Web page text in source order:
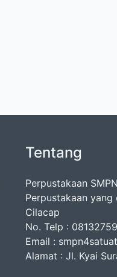
Tentang
Perpustakaan
Perpustakaan yang
Cilacap
No. Telp :
Email :
Alamat : Jl. Kyai